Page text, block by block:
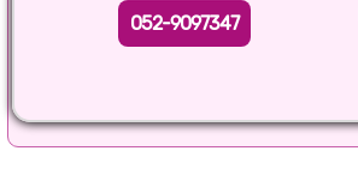
052-9097347